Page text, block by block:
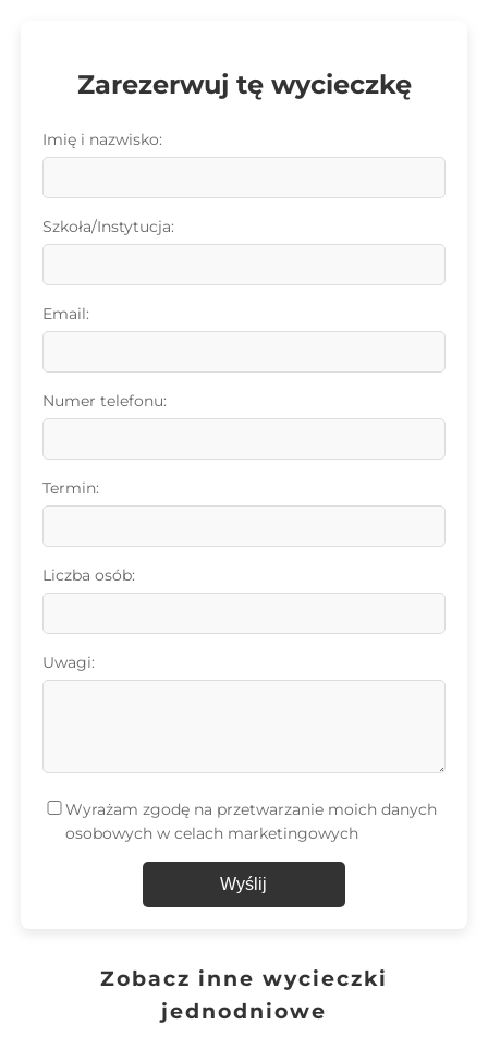
Zarezerwuj tę wycieczkę
Imię i nazwisko:
Szkoła/Instytucja:
Email:
Numer telefonu:
Termin:
Liczba osób:
Uwagi:
Wyrażam zgodę na przetwarzanie moich danych
osobowych w celach marketingowych
Wyślij
Zobacz inne wycieczki
jednodniowe